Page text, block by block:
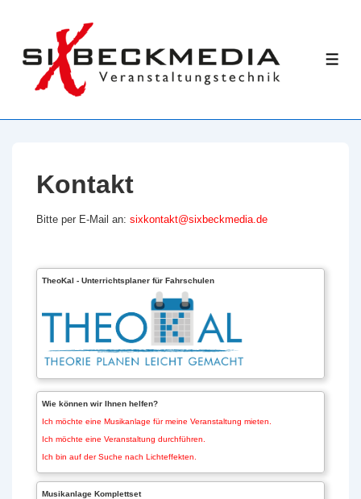
Inhalt
Kontakt
Bitte per E-Mail an: sixkontakt@sixbeckmedia.de
TheoKal - Unterrichtsplaner für Fahrschulen
Wie können wir Ihnen helfen?
Ich möchte eine Musikanlage für meine Veranstaltung mieten.
Ich möchte eine Veranstaltung durchführen.
Ich bin auf der Suche nach Lichteffekten.
Musikanlage Komplettset